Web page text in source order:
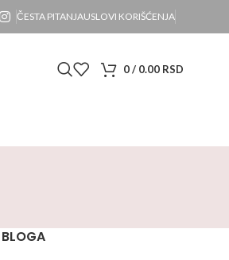
ČESTA PITANJAUSLOVI KORIŠĆENJA
0/ 0.00RSD